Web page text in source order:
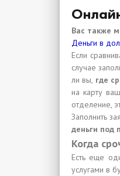
Вас также
Деньги в
Если
случае
ли вы, где
на карту
отделение,
Заполнить
деньги под
Когда
Есть еще
услугами в